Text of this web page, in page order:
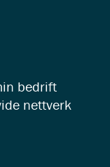
bedrift
nettverk